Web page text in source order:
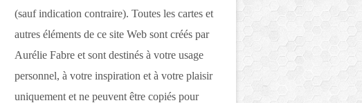
(sauf indication contraire). Toutes les cartes et
autres éléments de ce site Web sont créés par
Aurélie Fabre et sont destinés à votre usage
personnel, à votre inspiration et à votre plaisir
uniquement et ne peuvent être copiés pour